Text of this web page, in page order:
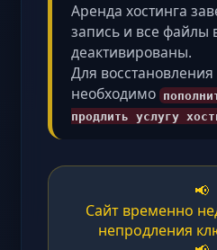
Аренда хостинга
запись и все файлы
деактивированы.
Для
необходимо
продлить услугу
📢
Сайт временно
непродления